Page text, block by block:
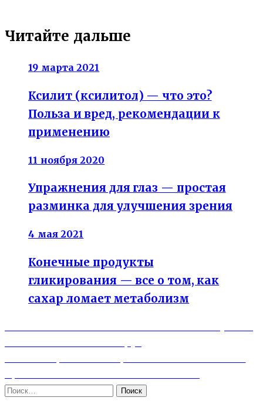
Читайте дальше
19 марта 2021
Ксилит (ксилитол) — что это?
Польза и вред, рекомендации к
применению
11 ноября 2020
Упражнения для глаз — простая
разминка для улучшения зрения
4 мая 2021
Конечные продукты
гликирования — все о том, как
сахар ломает метаболизм
Навигация
по
записям
Найти: